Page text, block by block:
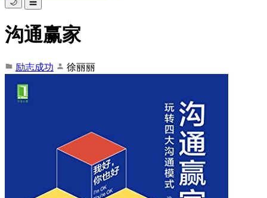
🌙 ☰
沟通赢家
励志成功 徐丽丽